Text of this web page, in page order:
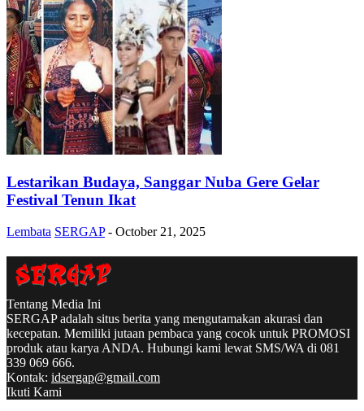
Lestarikan Budaya, Sanggar Nuba Gere Gelar
Festival Tenun Ikat
Lembata SERGAP - October 21, 2025
Tentang Media Ini
SERGAP adalah situs berita yang mengutamakan akurasi dan
kecepatan. Memiliki jutaan pembaca yang cocok untuk PROMOSI
produk atau karya ANDA. Hubungi kami lewat SMS/WA di 081
339 069 666.
Kontak: idsergap@gmail.com
Ikuti Kami